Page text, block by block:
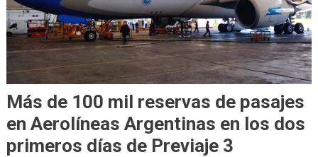
Más de 100 mil reservas de pasajes
en Aerolíneas Argentinas en los dos
primeros días de Previaje 3